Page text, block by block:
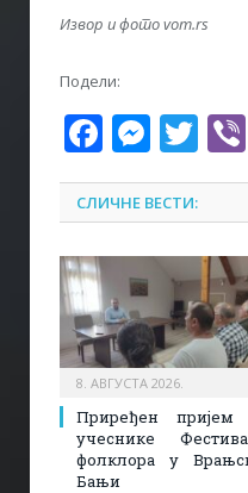
Извор и фото vom.rs
Подели:
СЛИЧНЕ ВЕСТИ:
8. АВГУСТА 2026.
Приређен пријем
учеснике
фолклора у
Бањи